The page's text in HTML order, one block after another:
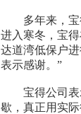
多年来，宝得
进入寒冬，宝
达道湾低保户
表示感谢。”
宝得公司表示
歇，真正用实